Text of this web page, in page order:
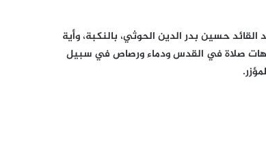
حسين بدر الدين الحوثي، بالنكبة، وأية
صلاة في القدس ودماء ورصاص في سبيل